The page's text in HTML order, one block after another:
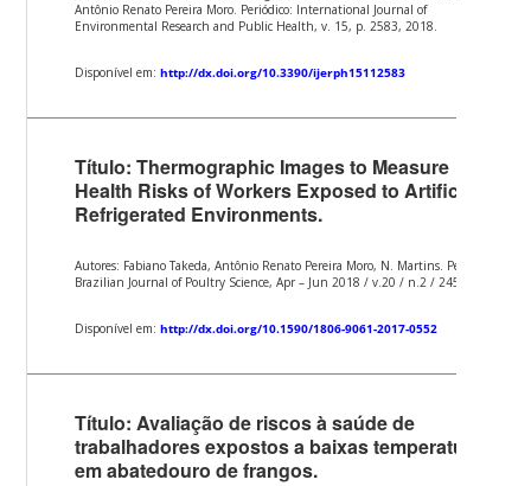
Antônio Renato Pereira Moro. Periódico: International Journal of
Environmental Research and Public Health, v. 15, p. 2583, 2018.
Disponível em:http://dx.doi.org/10.3390/ijerph15112583
Título: Thermographic Images to Measure
Health Risks of Workers Exposed to Artificially
Refrigerated Environments.
Autores: Fabiano Takeda, Antônio Renato Pereira Moro, N. Martins. Periódico:
Brazilian Journal of Poultry Science, Apr – Jun 2018 / v.20 / n.2 / 245-254.
Disponível em:http://dx.doi.org/10.1590/1806-9061-2017-0552
Título: Avaliação de riscos à saúde de
trabalhadores expostos a baixas temperaturas
em abatedouro de frangos.